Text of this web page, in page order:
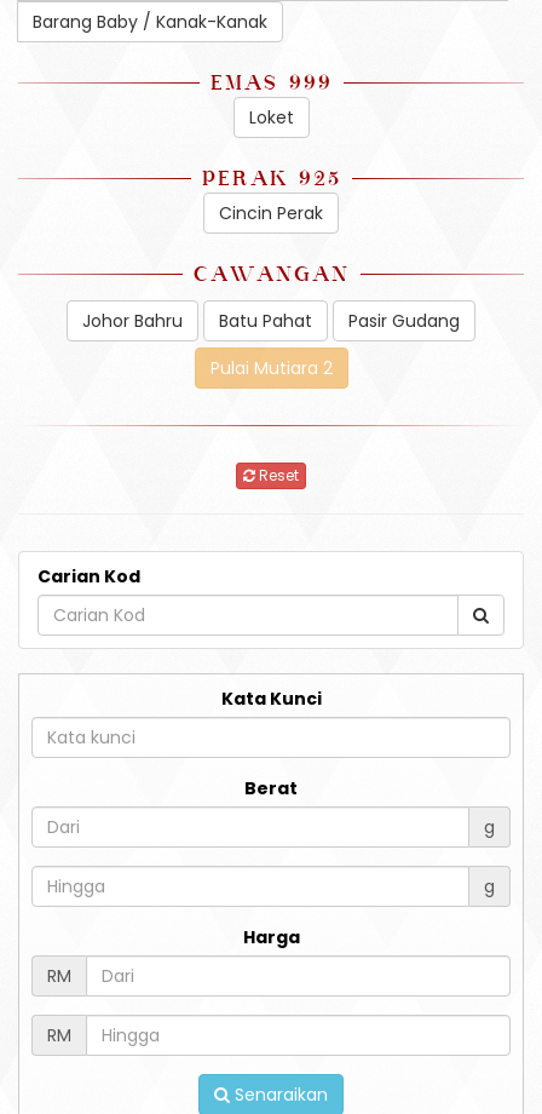
Barang Baby / Kanak-Kanak
EMAS 999
Loket
PERAK 925
Cincin Perak
CAWANGAN
Johor Bahru Batu Pahat
Pasir Gudang
Pulai Mutiara 2
Reset
Carian Kod
Kata Kunci
Berat
g
g
Harga
RM
RM
Senaraikan